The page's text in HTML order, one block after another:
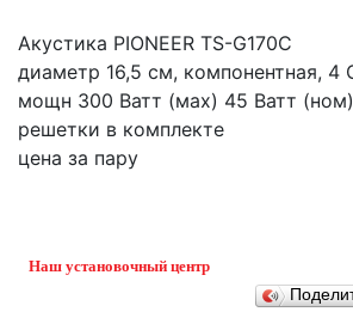
Акустика PIONEER TS-G170C
диаметр 16,5 см, компонентная, 4
мощн 300 Ватт (мах) 45 Ватт (ном)
решетки в комплекте
цена за пару
Наш установочный центр